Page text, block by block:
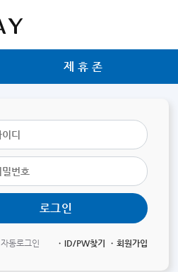
제휴존
자동로그인 ㆍID/PW찾기 ㆍ회원가입